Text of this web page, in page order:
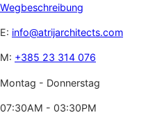
Wegbeschreibung
E: info@atrijarchitects.com
M: +385 23 314 076
Montag - Donnerstag
07:30AM - 03:30PM